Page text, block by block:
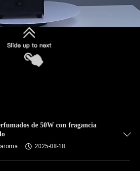
de 50W con fragancia
2025-08-18